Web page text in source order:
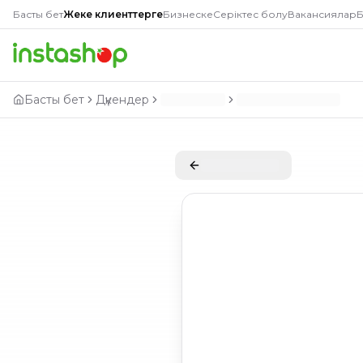
Басты бетЖеке клиенттергеБизнескеСеріктес болуВакансиялар
Басты бет Дүкендер